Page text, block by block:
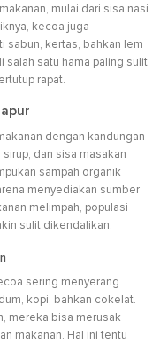
mulai dari sisa nasi
kecoa juga
sabun, kertas, bahkan lem
salah satu hama paling sulit
rapat.
dengan kandungan
dan sisa masakan
sampah organik
menyediakan sumber
melimpah, populasi
sulit dikendalikan.
sering menyerang
kopi, bahkan cokelat.
mereka bisa merusak
makanan. Hal ini tentu